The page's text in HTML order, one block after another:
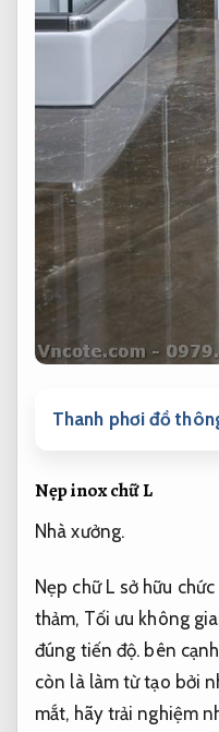
Thanh phơi đồ
Nẹp inox chữ L
Nhà xưởng.
Nẹp chữ L sở hữu
thảm, Tối ưu không
đúng tiến độ. bên
còn là làm từ tạo bởi
mắt, hãy trải nghiệm